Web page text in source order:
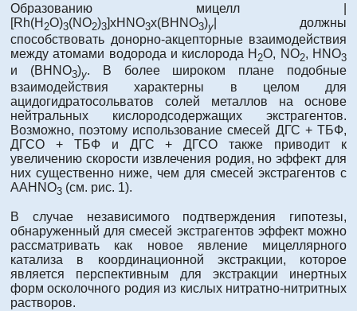
Образованию мицелл |
[Rh(H 2O)3(NO2)3]xHNO3x(BHNO3)y | должны
способствовать донорно-акцепторные взаимодействия
между атомами водорода и кислорода H 2O, NO2, HNO3
и (BHNO3)y. В более широком плане подобные
взаимодействия характерны в целом для
ацидогидратосольватов солей металлов на основе
нейтральных кислородсодержащих экстрагентов.
Возможно, поэтому использование смесей ДГС + ТБФ,
ДГСО + ТБФ и ДГС + ДГСО также приводит к
увеличению скорости извлечения родия, но эффект для
них существенно ниже, чем для смесей экстрагентов с
AAHNO3 (см. рис. 1).
В случае независимого подтверждения гипотезы,
обнаруженный для смесей экстрагентов эффект можно
рассматривать как новое явление мицеллярного
катализа в координационной экстракции, которое
является перспективным для экстракции инертных
форм осколочного родия из кислых нитратно-нитритных
растворов.